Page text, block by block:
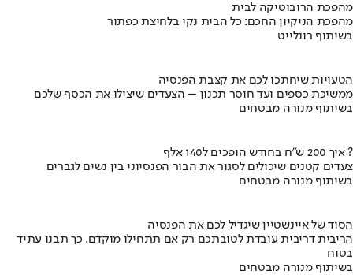
מהפכת הרובוטיקה לבית
מהפכת הניקיון החכם: כל הבית נקי בלחיצת כפתור
בשיתוף רונלייט
הטעויות שיחתכו לכם את קצבת הפנסיה
ממשיכת כספים ועד חוסר תכנון – הצעדים שיצילו את הכסף שלכם
בשיתוף מנורה מבטחים
איך 200 ש"ח בחודש הופכים ל140 אלף ?
צעדים קטנים שיכולים לסגור את הבור הפנסיוני בין נשים לגברים
בשיתוף מנורה מבטחים
הסוד של איינשטיין שיגדיל לכם את הפנסיה
הריבית דריבית עובדת לטובתכם רק אם תתחילו מוקדם. כך תבנו עתיד
בטוח
בשיתוף מנורה מבטחים